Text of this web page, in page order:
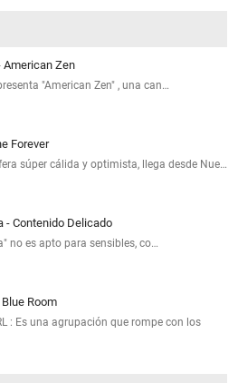
American Zen
"American Zen" , una can…
Forever
súper cálida y optimista, llega desde Nue…
- Contenido Delicado
no es apto para sensibles, co…
Room
: Es una agrupación que rompe con los